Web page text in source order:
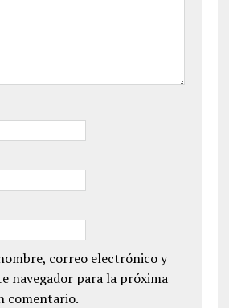
correo electrónico y
navegador para la próxima
comentario.